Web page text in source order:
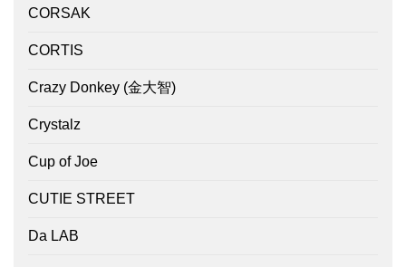
CORSAK
CORTIS
Crazy Donkey (金大智)
Crystalz
Cup of Joe
CUTIE STREET
Da LAB